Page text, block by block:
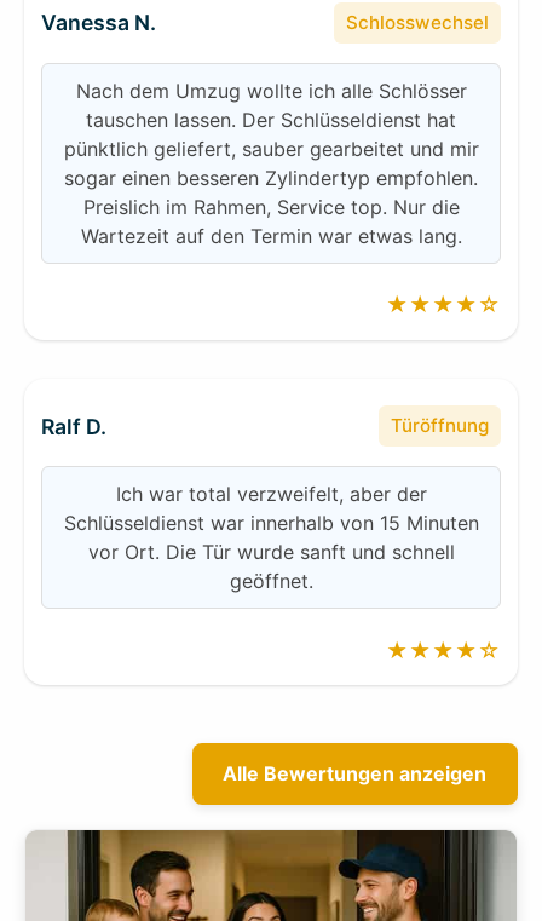
Vanessa N. Schlosswechsel
Nach dem Umzug wollte ich alle Schlösser
tauschen lassen. Der Schlüsseldienst hat
pünktlich geliefert, sauber gearbeitet und mir
sogar einen besseren Zylindertyp empfohlen.
Preislich im Rahmen, Service top. Nur die
Wartezeit auf den Termin war etwas lang.
★★★★☆
Ralf D. Türöffnung
Ich war total verzweifelt, aber der
Schlüsseldienst war innerhalb von 15 Minuten
vor Ort. Die Tür wurde sanft und schnell
geöffnet.
★★★★☆
Alle Bewertungen anzeigen